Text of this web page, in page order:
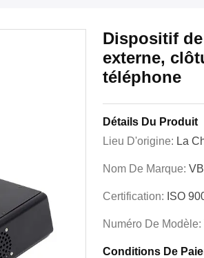
Dispositif
externe,
téléphone
Détails Du Produit
Lieu D'origine: La
Nom De Marque:
Certification: ISO
Numéro De Modèle:
Conditions De